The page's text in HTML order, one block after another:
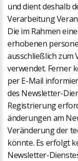
und dient deshalb
Verarbeitung
Die im Rahmen
erhobenen
ausschließlich zum
verwendet. Ferner
per E-Mail
des Newsletter-
Registrierung
änderungen am
Veränderung der
könnte. Es erfolgt
Newsletter-